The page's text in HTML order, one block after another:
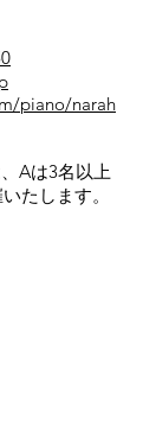
piano/narah
Aは3名以上
たします。